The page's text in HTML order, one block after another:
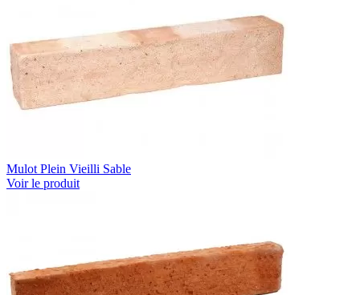
Mulot Plein Vieilli Sable
Voir le produit